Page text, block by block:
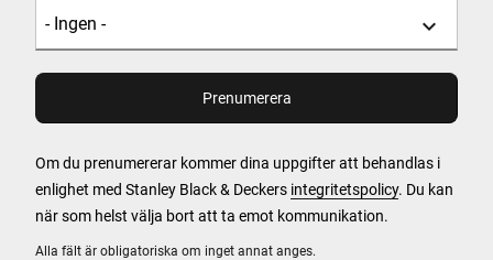
Alla fält är obligatoriska om inget annat anges.
Om du prenumererar kommer dina uppgifter att behandlas i
enlighet med Stanley Black & Deckers integritetspolicy. Du kan
när som helst välja bort att ta emot kommunikation.